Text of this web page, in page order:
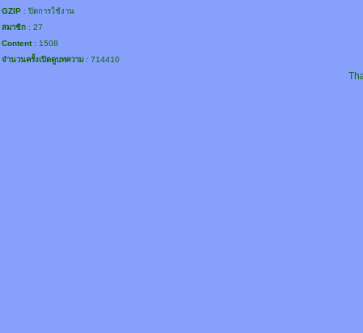
GZIP : ปิดการใช้งาน
สมาชิก : 27
Content: 1508
จำนวนครั้งเปิดดูบทความ : 714410